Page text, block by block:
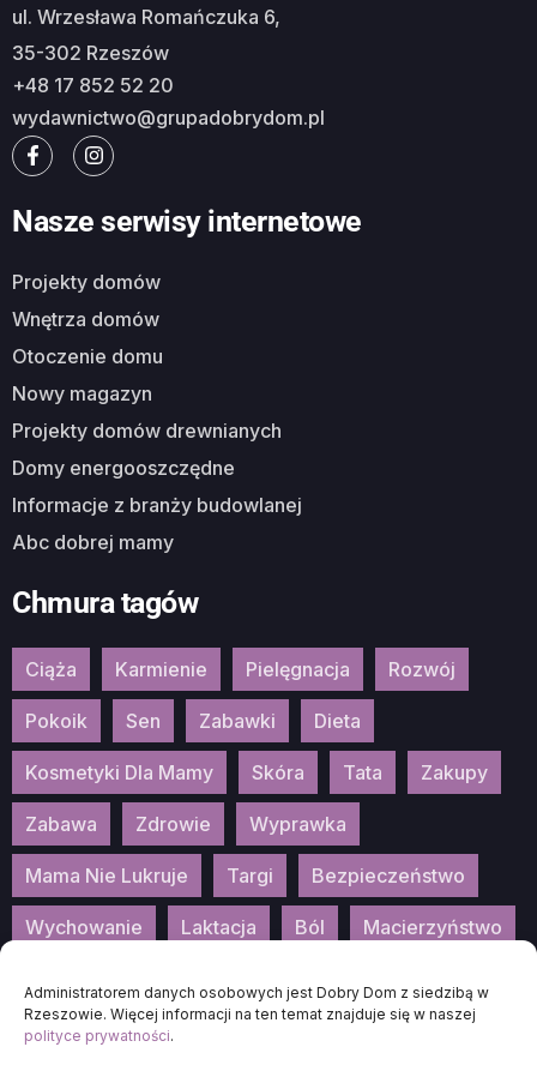
Administratorem danych osobowych jest Dobry Dom z siedzibą w
Rzeszowie. Więcej informacji na ten temat znajduje się w naszej
polityce prywatności.
ul. Wrzesława Romańczuka 6,
35-302 Rzeszów
+48 17 852 52 20
wydawnictwo@grupadobrydom.pl
Nasze serwisy internetowe
Projekty domów
Wnętrza domów
Otoczenie domu
Nowy magazyn
Projekty domów drewnianych
Domy energooszczędne
Informacje z branży budowlanej
Abc dobrej mamy
Chmura tagów
Ciąża Karmienie Pielęgnacja Rozwój
Pokoik Sen Zabawki Dieta
Kosmetyki Dla Mamy Skóra Tata Zakupy
Zabawa Zdrowie Wyprawka
Mama Nie Lukruje Targi Bezpieczeństwo
Wychowanie Laktacja Ból Macierzyństwo